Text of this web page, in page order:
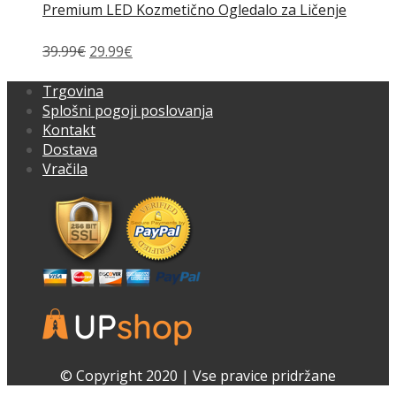
Premium LED Kozmetično Ogledalo za Ličenje
39.99€ Izvirna
je
bila:
39.99€.
29.99€
29.99€.
Trgovina
Splošni pogoji poslovanja
Kontakt
Dostava
Vračila
Facebook
Instagram© Copyright 2020 | Vse pravice pridržane